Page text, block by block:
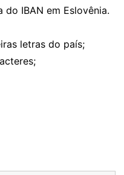
IBAN em Eslovênia.
letras do país;